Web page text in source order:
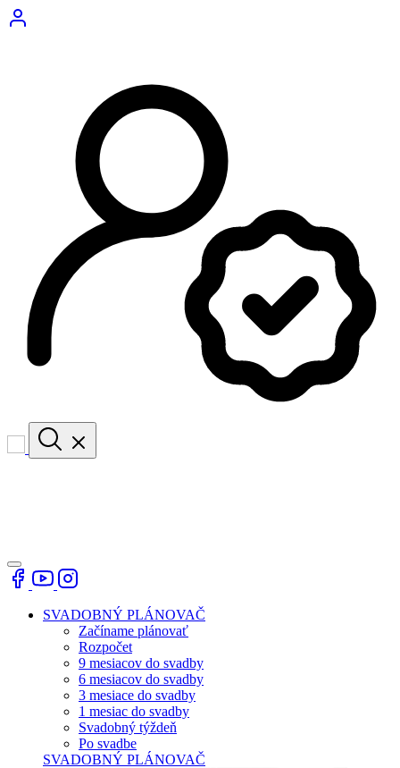
SVADOBNÝ PLÁNOVAČ
Začíname plánovať
Rozpočet
9 mesiacov do svadby
6 mesiacov do svadby
3 mesiace do svadby
1 mesiac do svadby
Svadobný týždeň
Po svadbe
SVADOBNÝ PLÁNOVAČ